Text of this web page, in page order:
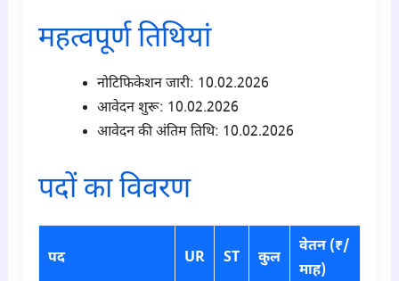
महत्वपूर्ण तिथियां
नोटिफिकेशन जारी: 10.02.2026
आवेदन शुरू: 10.02.2026
आवेदन की अंतिम तिथि: 10.02.2026
पदों का विवरण
पद UR ST कुल
वेतन (₹/
माह)